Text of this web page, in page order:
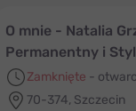
O mnie - Natalia
Permanentny i
Zamknięte -
70-374, Szczecin